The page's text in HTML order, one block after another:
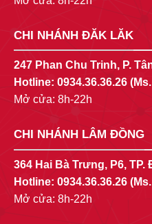
CHI NHÁNH ĐĂK LĂK
247 Phan Chu Trinh, P.
Hotline: 0934.36.36.26
Mở cửa: 8h-22h
CHI NHÁNH LÂM ĐỒNG
364 Hai Bà Trưng, P6,
Hotline: 0934.36.36.26
Mở cửa: 8h-22h